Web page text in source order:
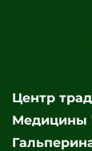
Центр
Медицины